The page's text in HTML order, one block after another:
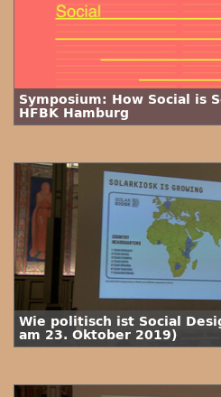
Symposium: How Social is
HFBK Hamburg
Wie politisch ist Social
am 23. Oktober 2019)